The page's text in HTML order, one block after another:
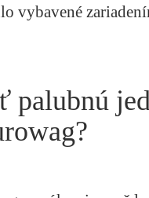
vybavené
palubnú